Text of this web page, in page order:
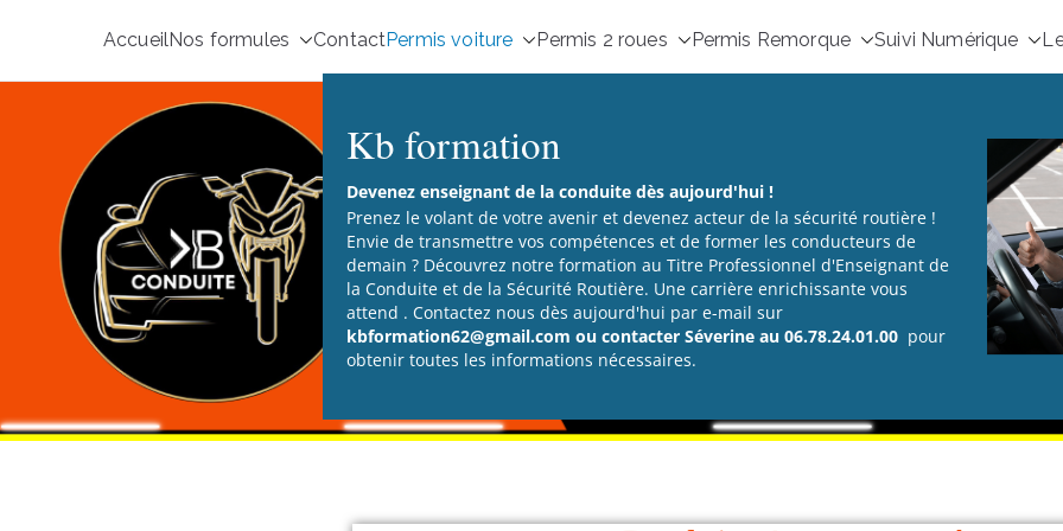
AccueilNos formules ContactPermis voiture Permis 2 roues Permis Remorque Suivi Numérique
Kb formation
Devenez enseignant de la conduite dès aujourd'hui !
Prenez le volant de votre avenir et devenez acteur de la sécurité routière !
Envie de transmettre vos compétences et de former les conducteurs de
demain ? Découvrez notre formation au Titre Professionnel d'Enseignant de
la Conduite et de la Sécurité Routière. Une carrière enrichissante vous
attend . Contactez nous dès aujourd'hui par e-mail sur
kbformation62@gmail.com ou contacter Séverine au 06.78.24.01.00 pour
obtenir toutes les informations nécessaires.